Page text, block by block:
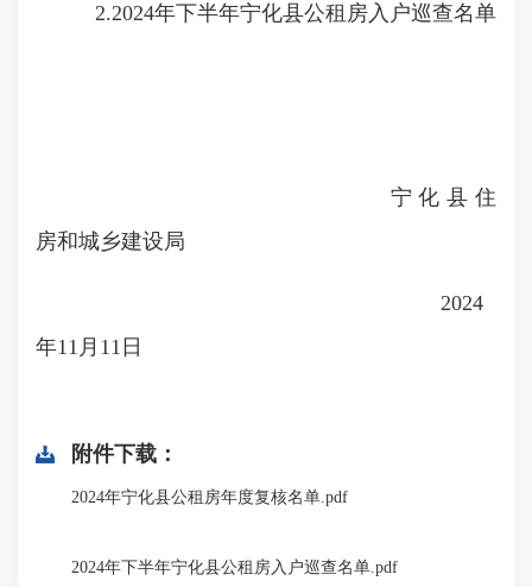
2.2024年下半年宁化县公租房入户巡查名单
宁化县住
房和城乡建设局
2024
年11月11日
附件下载：
2024年宁化县公租房年度复核名单.pdf
2024年下半年宁化县公租房入户巡查名单.pdf